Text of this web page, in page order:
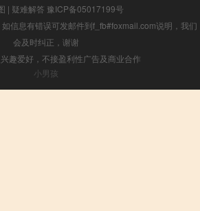
| 疑难解答 豫ICP备05017199号
信息有错误可发邮件到f_fb#foxmail.com说明，我们
会及时纠正，谢谢
趣爱好，不接盈利性广告及商业合作
小男孩